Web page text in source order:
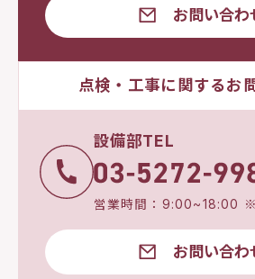
お問い合わ
点検・工事に関するお
設備部TEL
営業時間：9:00~18:00
お問い合わ